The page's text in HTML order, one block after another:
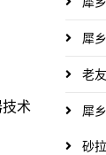
术
犀
老
犀
砂